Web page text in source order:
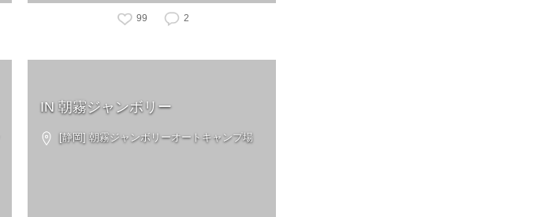
99 2
IN 朝霧ジャンボリー
[静岡] 朝霧ジャンボリーオートキャンプ場